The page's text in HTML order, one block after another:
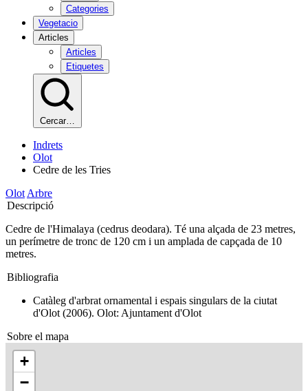
Categories
Vegetacio
Articles
Articles
Etiquetes
Cercar…
Indrets
Olot
Cedre de les Tries
Olot Arbre
Descripció
Cedre de l'Himalaya (cedrus deodara). Té una alçada de 23 metres,
un perímetre de tronc de 120 cm i un amplada de capçada de 10
metres.
Bibliografia
Catàleg d'arbrat ornamental i espais singulars de la ciutat
d'Olot (2006). Olot: Ajuntament d'Olot
Sobre el mapa
+
−